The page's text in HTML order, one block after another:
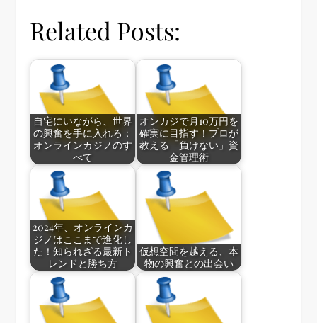
Related Posts:
自宅にいながら、世界
の興奮を手に入れろ：
オンラインカジノのす
べて
オンカジで月10万円を
確実に目指す！プロが
教える「負けない」資
金管理術
2024年、オンラインカ
ジノはここまで進化し
た！知られざる最新ト
レンドと勝ち方
仮想空間を越える、本
物の興奮との出会い